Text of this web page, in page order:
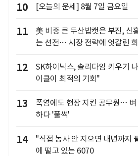
10 [오늘의 운세] 8월 7일 금요일
11
美 비중 큰 두산밥캣은 부진, 신
는 선전… 시장 전략에 엇갈린
12
SK하이닉스, 솔리다임 키우기
이클이 최적의 기회"
13
폭염에도 현장 지킨 공무원… 벼
하다 '풀썩'
14
"직접 농사 안 지으면 내년까지
에 떨고 있는 6070